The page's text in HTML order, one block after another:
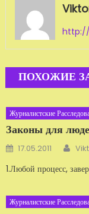
http://
ПОХОЖИЕ
Журналистские
Законы для
Добавлено
17.05.2011
1.Любой процесс,
Журналистские